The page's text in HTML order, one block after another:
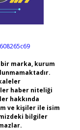
marka, kurum
haber niteliği
hakkında
ve kişiler ile isim
bilgiler